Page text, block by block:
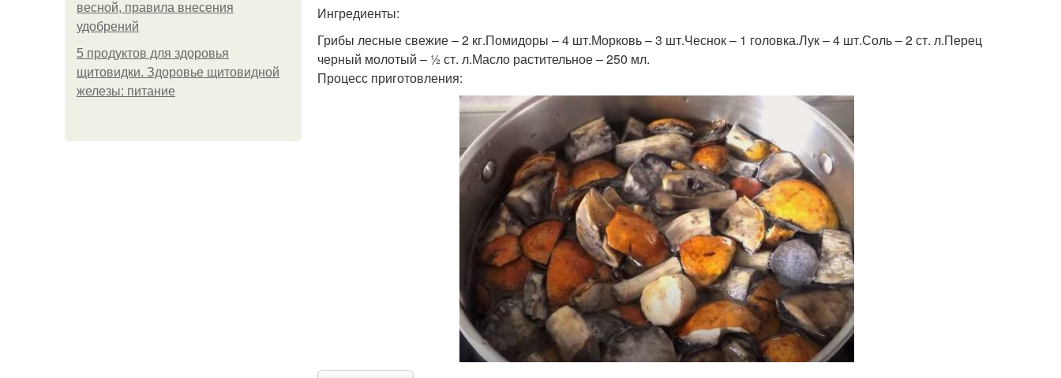
весной, правила внесения
удобрений
5 продуктов для здоровья
щитовидки. Здоровье щитовидной
железы: питание
Ингредиенты:
Грибы лесные свежие – 2 кг.Помидоры – 4 шт.Морковь – 3 шт.Чеснок – 1 головка.Лук – 4 шт.Соль – 2 ст. л.Перец
черный молотый – ½ ст. л.Масло растительное – 250 мл.
Процесс приготовления: